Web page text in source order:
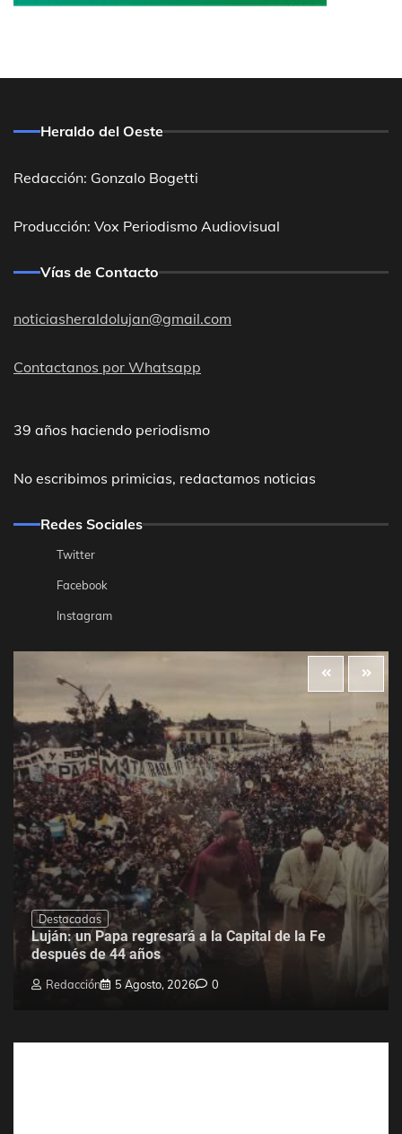
Heraldo del Oeste
Redacción: Gonzalo Bogetti
Producción: Vox Periodismo Audiovisual
Vías de Contacto
noticiasheraldolujan@gmail.com
Contactanos por Whatsapp
39 años haciendo periodismo
No escribimos primicias, redactamos noticias
Redes Sociales
Twitter
Facebook
Instagram
Destacadas
Luján: un Papa regresará a la Capital de la Fe
después de 44 años
Redacción 5 Agosto, 2026 0